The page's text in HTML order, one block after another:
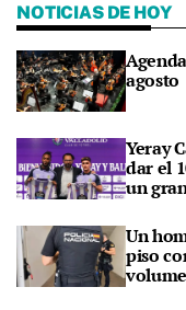
NOTICIAS DE HOY
agosto
Yeray
dar el
un
Un
piso